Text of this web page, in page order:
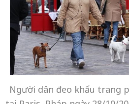
Người dân đeo khẩu trang